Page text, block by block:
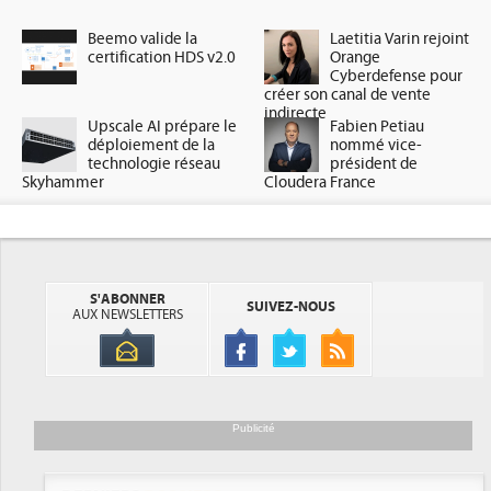
Beemo valide la
certification HDS v2.0
Laetitia Varin rejoint
Orange
Cyberdefense pour
créer son canal de vente
indirecte
Upscale AI prépare le
déploiement de la
technologie réseau
Skyhammer
Fabien Petiau
nommé vice-
président de
Cloudera France
S'ABONNER
AUX NEWSLETTERS
SUIVEZ-NOUS
Publicité